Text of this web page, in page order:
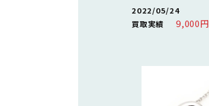
2022/05/24
買取実績
9,000円